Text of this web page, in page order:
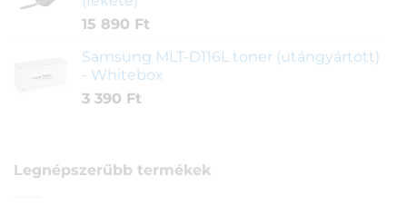
15 890 Ft
Samsung MLT-D116L toner (utángyártott)
- Whitebox
3 390 Ft
Legnépszerűbb termékek